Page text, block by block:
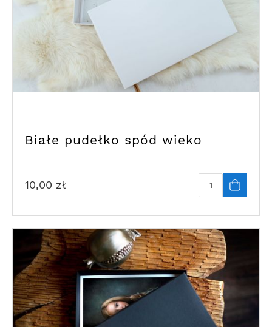
Białe pudełko spód wieko
10,00 zł